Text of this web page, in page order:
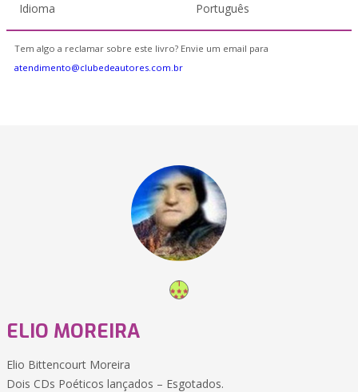
Idioma Português
Tem algo a reclamar sobre este livro? Envie um email para
atendimento@clubedeautores.com.br
ELIO MOREIRA
Elio Bittencourt Moreira
Dois CDs Poéticos lançados – Esgotados.